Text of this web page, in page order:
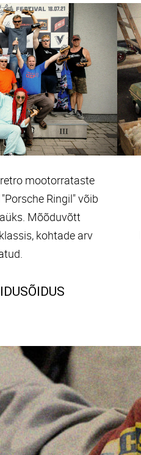
mootorrataste
Ringil" võib
Mõõduvõtt
kohtade arv